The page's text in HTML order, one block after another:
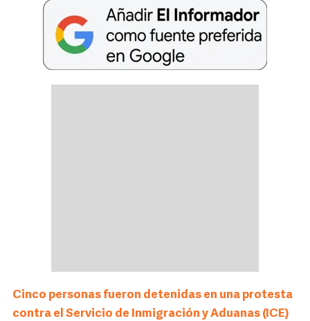
Cinco personas fueron detenidas en una protesta
contra el Servicio de Inmigración y Aduanas (ICE)